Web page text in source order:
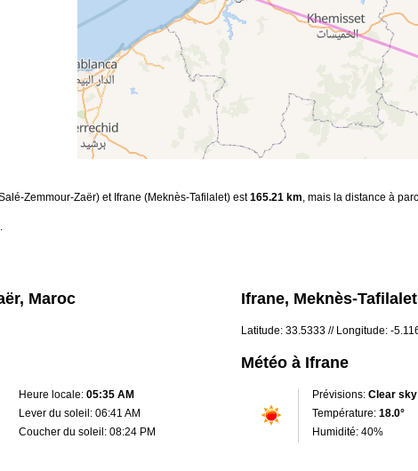
Zemmour-Zaër) et Ifrane (Meknès-Tafilalet) est165.21 km, mais la distance à
Maroc
Heure locale: 05:35 AM
Lever du soleil: 06:41 AM
Coucher du soleil: 08:24 PM
Ifrane, Meknès-
Latitude: 33.5333 // Longitude: -
Météo à Ifrane
Prévisions: Clear sky
Température: 18.0°
Humidité: 40%